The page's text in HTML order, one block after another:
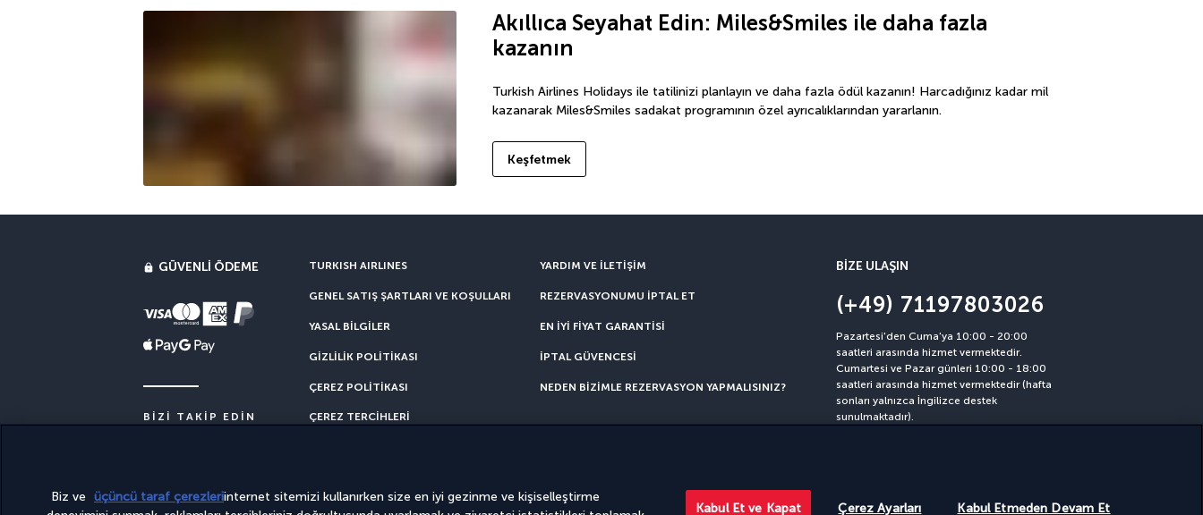
Akıllıca Seyahat Edin: Miles&Smiles ile daha fazla
kazanın
Turkish Airlines Holidays ile tatilinizi planlayın ve daha fazla ödül kazanın! Harcadığınız kadar mil
kazanarak Miles&Smiles sadakat programının özel ayrıcalıklarından yararlanın.
Keşfetmek
GÜVENLI ÖDEME
BIZI TAKIP EDIN
BIZE ULAŞIN
(+49) 71197803026
Pazartesi'den Cuma'ya 10:00 - 20:00
saatleri arasında hizmet vermektedir.
Cumartesi ve Pazar günleri 10:00 - 18:00
saatleri arasında hizmet vermektedir (hafta
sonları yalnızca İngilizce destek
sunulmaktadır).
TURKISH AIRLINES
GENEL SATIŞ ŞARTLARI VE KOŞULLARI
YASAL BILGILER
GIZLILIK POLITIKASI
ÇEREZ POLITIKASI
ÇEREZ TERCIHLERI
YARDIM VE ILETIŞIM
REZERVASYONUMU IPTAL ET
EN IYI FIYAT GARANTISI
İPTAL GÜVENCESI
NEDEN BIZIMLE REZERVASYON YAPMALISINIZ?
Bu site PerfectStay.com tarafından hazırlanmıştır. Turkish Airlines iş birliği içinde sunulmaktadır. Satışlar PerfectStay.com tarafından gerçekleştirilmektedir.
Biz ve üçüncü taraf çerezleriinternet sitemizi kullanırken size en iyi gezinme ve kişiselleştirme
Çerez Ayarları Kabul Etmeden Devam Et
Kabul Et ve Kapat